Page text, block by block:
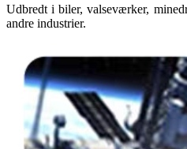
Udbredt i biler, valseværker,
andre industrier.